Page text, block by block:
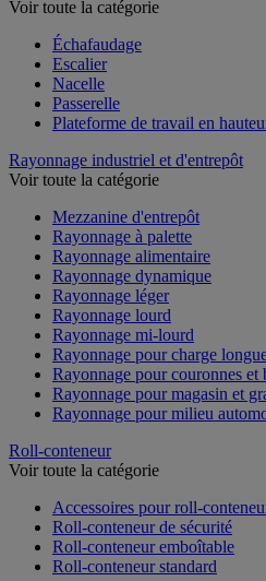
Voir toute la catégorie
Échafaudage
Escalier
Nacelle
Passerelle
Plateforme de travail en
Rayonnage industriel et d'entrepôt
Voir toute la catégorie
Mezzanine d'entrepôt
Rayonnage à palette
Rayonnage alimentaire
Rayonnage dynamique
Rayonnage léger
Rayonnage lourd
Rayonnage mi-lourd
Rayonnage pour charge
Rayonnage pour couronnes et
Rayonnage pour magasin et
Rayonnage pour milieu
Roll-conteneur
Voir toute la catégorie
Accessoires pour roll-
Roll-conteneur de sécurité
Roll-conteneur emboîtable
Roll-conteneur standard